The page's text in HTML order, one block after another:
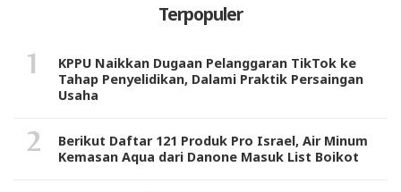
Terpopuler
KPPU Naikkan Dugaan Pelanggaran TikTok ke
Tahap Penyelidikan, Dalami Praktik Persaingan
Usaha
Berikut Daftar 121 Produk Pro Israel, Air Minum
Kemasan Aqua dari Danone Masuk List Boikot